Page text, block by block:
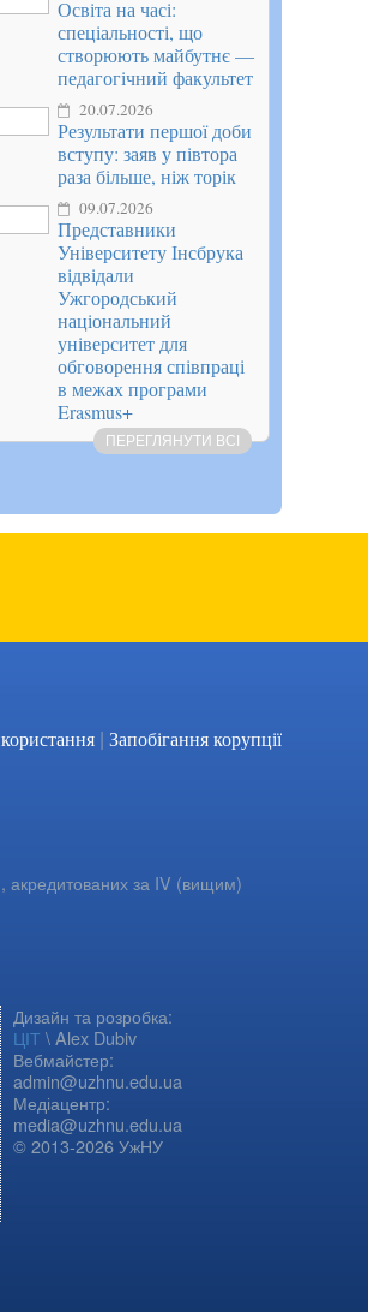
Освіта на часі:
спеціальності, що
створюють майбутнє —
педагогічний факультет
20.07.2026
Результати першої доби
вступу: заяв у півтора
раза більше, ніж торік
09.07.2026
Представники
Університету Інсбрука
відвідали
Ужгородський
національний
університет для
обговорення співпраці
в межах програми
Erasmus+
ПЕРЕГЛЯНУТИ ВСІ
Facebook
YouTube
| Запобігання корупції
акредитованих за IV (вищим)
Дизайн та розробка:
ЦІТ \ Alex Dubiv
Вебмайстер:
admin@uzhnu.edu.ua
Медіацентр:
media@uzhnu.edu.ua
© 2013-2026 УжНУ